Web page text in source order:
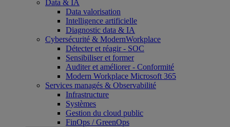
Data & IA
Data valorisation
Intelligence artificielle
Diagnostic data & IA
Cybersécurité & ModernWorkplace
Détecter et réagir - SOC
Sensibiliser et former
Auditer et améliorer - Conformité
Modern Workplace Microsoft 365
Services managés & Observabilité
Infrastructure
Systèmes
Gestion du cloud public
FinOps / GreenOps